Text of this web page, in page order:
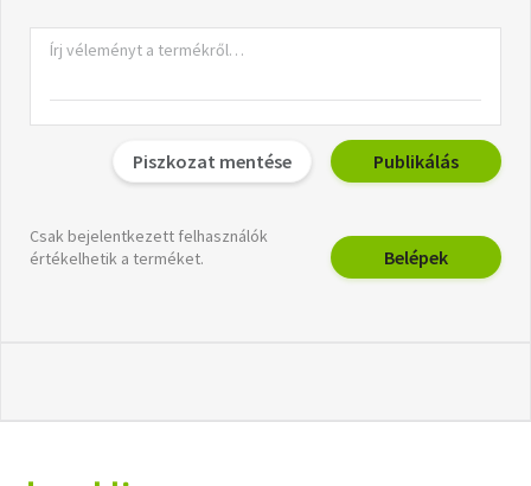
Piszkozat mentése Publikálás
Csak bejelentkezett felhasználók
értékelhetik a terméket.
Belépek